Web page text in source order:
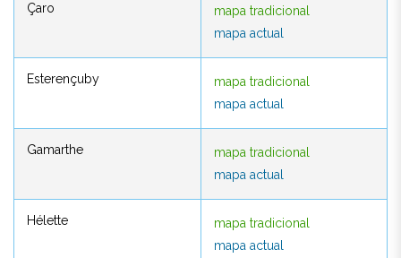
Çaro
mapa tradicional
mapa actual
Esterençuby
mapa tradicional
mapa actual
Gamarthe
mapa tradicional
mapa actual
Hélette
mapa tradicional
mapa actual
mapa actual
mapa actual
mapa actual
mapa actual